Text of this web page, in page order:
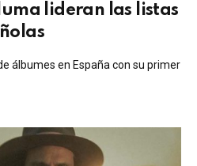
lideran las listas
álbumes en España con su primer